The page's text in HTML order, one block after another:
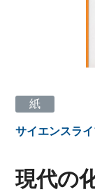
紙
サイエンスラ
現代の